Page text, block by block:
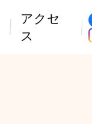
アクセ
ス